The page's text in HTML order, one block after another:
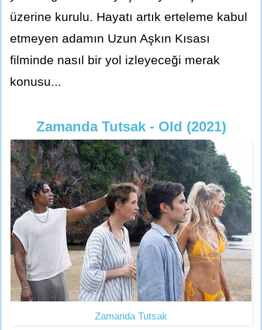
üzerine kurulu. Hayatı artık erteleme kabul
etmeyen adamın Uzun Aşkın Kısası
filminde nasıl bir yol izleyeceği merak
konusu...
Zamanda Tutsak - Old (2021)
Zamanda Tutsak